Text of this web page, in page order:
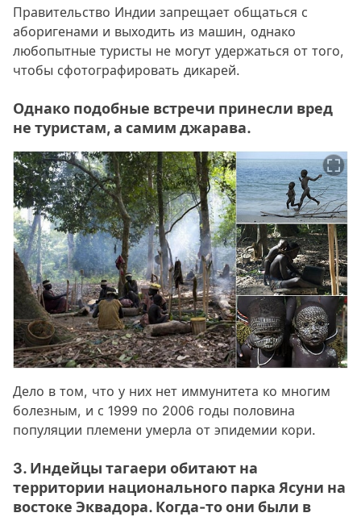
Правительство Индии запрещает общаться с
аборигенами и выходить из машин, однако
любопытные туристы не могут удержаться от того,
чтобы сфотографировать дикарей.
Однако подобные встречи принесли вред
не туристам, а самим джарава.
Дело в том, что у них нет иммунитета ко многим
болезным, и с 1999 по 2006 годы половина
популяции племени умерла от эпидемии кори.
3. Индейцы тагаери обитают на
территории национального парка Ясуни на
востоке Эквадора. Когда-то они были в